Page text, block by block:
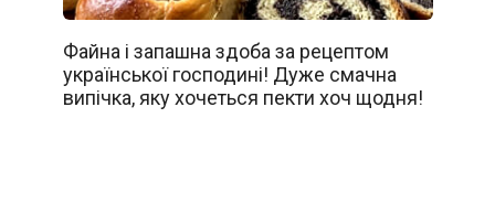
Файна і запашна здоба за рецептом
української господині! Дуже смачна
випічка, яку хочеться пекти хоч щодня!